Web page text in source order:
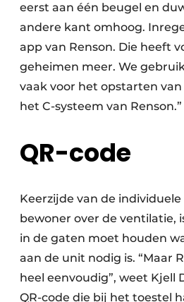
eerst aan één beugel en
andere kant omhoog.
app van Renson. Die heeft
geheimen meer. We
vaak voor het opstarten van
het C-systeem van Renson.”
QR-code
Keerzijde van de
bewoner over de ventilatie,
in de gaten moet houden
aan de unit nodig is. “Maar
heel eenvoudig”, weet Kjell
QR-code die bij het toestel